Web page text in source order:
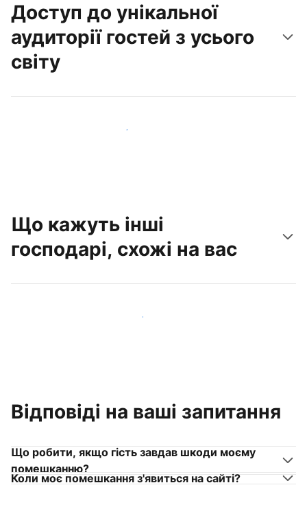
Доступ до унікальної
аудиторії гостей з усього
світу
Привабити нових гостей вже сьогодні
Що кажуть інші
господарі, схожі на вас
Приєднуйтеся до господарів, схожих на вас
Відповіді на ваші запитання
Що робити, якщо гість завдав шкоди моєму
помешканню?
Коли моє помешкання з'явиться на сайті?